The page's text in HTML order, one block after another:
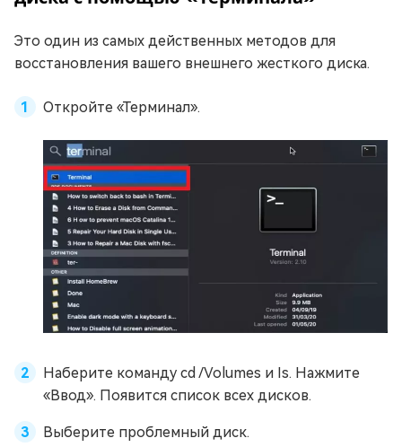
Это один из самых действенных методов для
восстановления вашего внешнего жесткого диска.
Откройте «Терминал».
Наберите команду cd /Volumes и Is. Нажмите
«Ввод». Появится список всех дисков.
Выберите проблемный диск.